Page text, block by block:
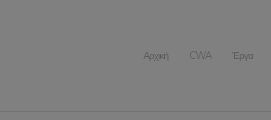
Αρχική CWA Έργα